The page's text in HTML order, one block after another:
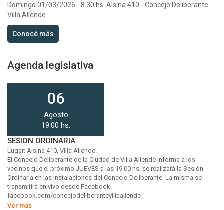
Domingo 01/03/2026 - 8.30 hs. Alsina 410 - Concejo Deliberante
Villa Allende
Conocé más
Agenda legislativa
06
Agosto
19.00 hs.
SESION ORDINARIA
Lugar: Alsina 410, Villa Allende.
El Concejo Deliberante de la Ciudad de Villa Allende informa a los
vecinos que el próximo JUEVES a las 19.00 hs. se realizará la Sesión
Ordinaria en las instalaciones del Concejo Deliberante. La misma se
transmitirá en vivo desde Facebook.
facebook.com/concejodeliberantevillaallende
Ver más